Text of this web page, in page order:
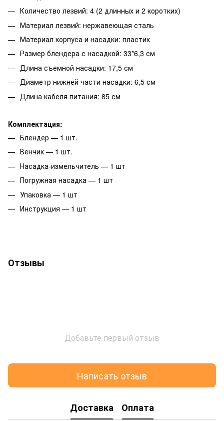
Количество лезвий: 4 (2 длинных и 2 коротких)
Материал лезвий: нержавеющая сталь
Материал корпуса и насадки: пластик
Размер блендера с насадкой: 33*6,3 см
Длина съемной насадки: 17,5 см
Диаметр нижней части насадки: 6,5 см
Длина кабеля питания: 85 см
Комплектация:
Блендер — 1 шт.
Венчик — 1 шт.
Насадка-измельчитель — 1 шт
Погружная насадка — 1 шт
Упаковка — 1 шт
Инструкция — 1 шт
Отзывы
Добавьте первый отзыв
Написать отзыв
Доставка Оплата